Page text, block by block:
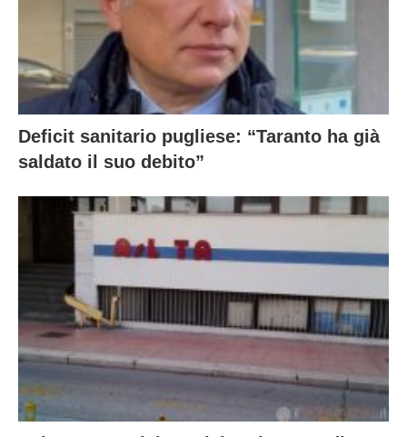
Deficit sanitario pugliese: “Taranto ha già
saldato il suo debito”